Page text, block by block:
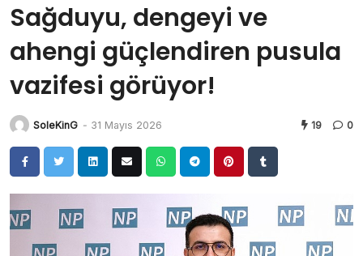
Sağduyu, dengeyi ve
ahengi güçlendiren pusula
vazifesi görüyor!
SoleKinG - 31 Mayıs 2026 19 0